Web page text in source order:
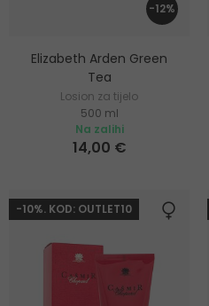
-12%
Elizabeth Arden Green
Tea
Losion za tijelo
500 ml
Na zalihi
14,00 €
-10%. KOD: OUTLET10